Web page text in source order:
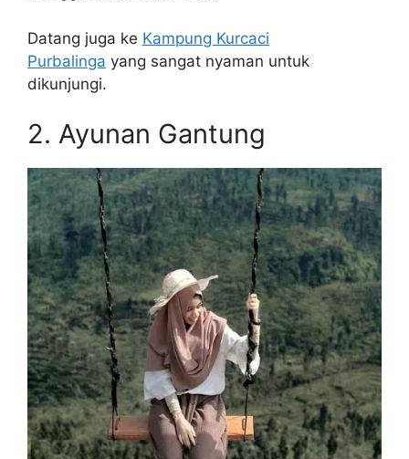
Datang juga ke Kampung Kurcaci
Purbalinga yang sangat nyaman untuk
dikunjungi.
2. Ayunan Gantung